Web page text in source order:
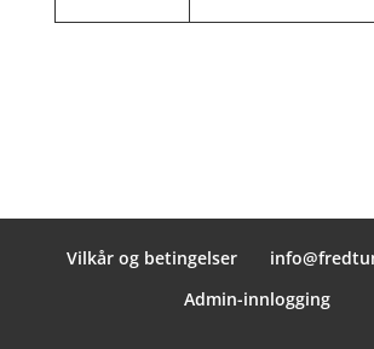
Vilkår og betingelser
Admin-innlogging